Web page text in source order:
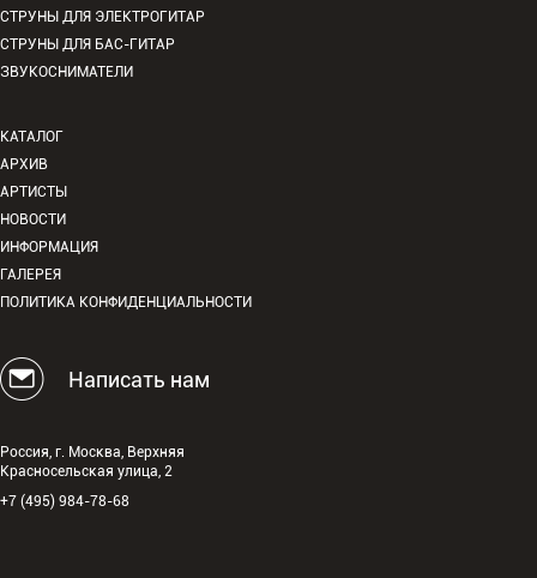
СТРУНЫ ДЛЯ ЭЛЕКТРОГИТАР
СТРУНЫ ДЛЯ БАС-ГИТАР
ЗВУКОСНИМАТЕЛИ
КАТАЛОГ
АРХИВ
АРТИСТЫ
НОВОСТИ
ИНФОРМАЦИЯ
ГАЛЕРЕЯ
ПОЛИТИКА КОНФИДЕНЦИАЛЬНОСТИ
Написать нам
Россия, г. Москва, Верхняя
Красносельская улица, 2
+7 (495) 984-78-68